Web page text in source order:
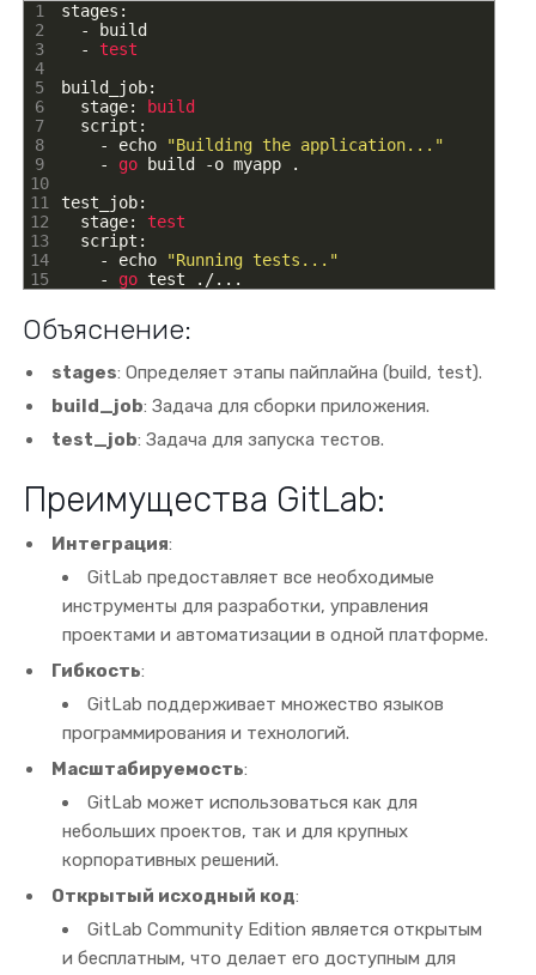
1
2
3
4
5
6
7
8
9
10
11
12
13
14
15
stages :
-
build
-
test
build_job:
stage:
build
script :
-
echo
"Building the application..."
-
go build -o myapp
.
test_job:
stage:
test
script :
-
echo
"Running tests..."
-
go test . /. . .
Объяснение:
stages: Определяет этапы пайплайна (build, test).
build_job: Задача для сборки приложения.
test_job: Задача для запуска тестов.
Преимущества GitLab:
Интеграция:
GitLab предоставляет все необходимые
инструменты для разработки, управления
проектами и автоматизации в одной платформе.
Гибкость:
GitLab поддерживает множество языков
программирования и технологий.
Масштабируемость:
GitLab может использоваться как для
небольших проектов, так и для крупных
корпоративных решений.
Открытый исходный код:
GitLab Community Edition является открытым
и бесплатным, что делает его доступным для